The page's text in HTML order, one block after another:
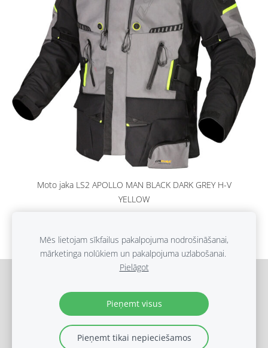
Moto jaka LS2 APOLLO MAN BLACK DARK GREY H-V
YELLOW
(c) Ripo Aisk 2019
Mēs lietojam sīkfailus pakalpojuma nodrošināšanai,
mārketinga nolūkiem un pakalpojuma uzlabošanai.
Pielāgot
Pieņemt visus
Pieņemt tikai nepieciešamos